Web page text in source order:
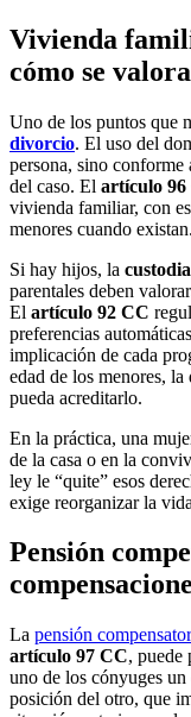
Vivienda
cómo se valora
Uno de los puntos que
divorcio. El uso del
persona, sino conforme
del caso. El artículo 96
vivienda familiar, con
menores cuando existan.
Si hay hijos, la
parentales deben
El artículo 92 CC
preferencias
implicación de cada
edad de los menores,
pueda acreditarlo.
En la práctica, una
de la casa o en la
ley le “quite” esos
exige reorganizar la
Pensión
La pensión
artículo 97 CC, puede
uno de los cónyuges
posición del otro, que